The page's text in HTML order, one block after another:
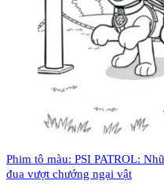
Phim tô màu: PSI PATROL:
đua vượt chướng ngại vật